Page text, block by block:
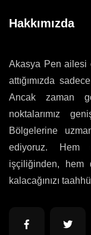
Hakkımızda
Akasya Pen ailesi
attığımızda
Ancak zaman
noktalarımız
Bölgelerine
ediyoruz. Hem
işçiliğinden, hem
kalacağınızı